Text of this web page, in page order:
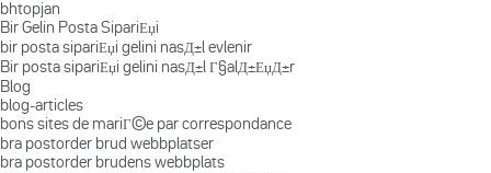
bhtopjan
Bir Gelin Posta SipariЕџi
bir posta sipariЕџi gelini nasД±l evlenir
Bir posta sipariЕџi gelini nasД±l Г§alД±ЕџД±r
Blog
blog-articles
bons sites de mariГ©e par correspondance
bra postorder brud webbplatser
bra postorder brudens webbplats